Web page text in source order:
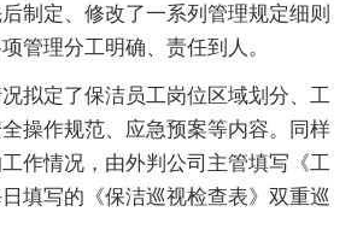
制定、修改了一系列管理规定细则
管理分工明确、责任到人。
定了保洁员工岗位区域划分、工
操作规范、应急预案等内容。同样
作情况，由外判公司主管填写《工
填写的《保洁巡视检查表》双重巡